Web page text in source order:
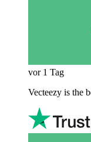
vor 1 Tag
Vecteezy is the